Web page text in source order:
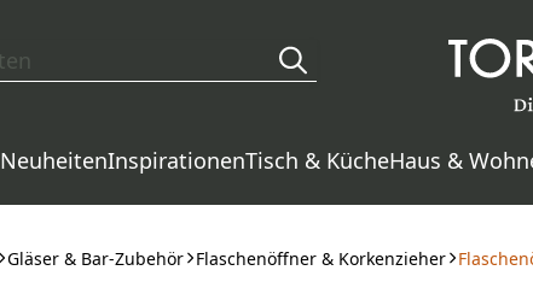
NeuheitenInspirationenTisch & KücheHaus &
Gläser & Bar-Zubehör Flaschenöffner & Korkenzieher